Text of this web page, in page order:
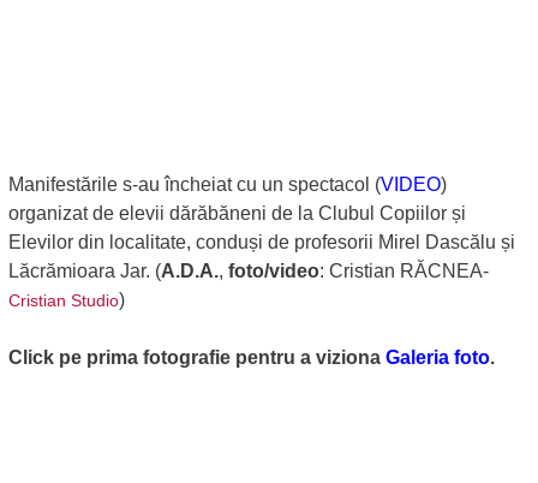
Manifestările s-au încheiat cu un spectacol (VIDEO)
organizat de elevii dărăbăneni de la Clubul Copiilor și
Elevilor din localitate, conduși de profesorii Mirel Dascălu și
Lăcrămioara Jar. (A.D.A., foto/video: Cristian RĂCNEA-
Cristian Studio)
Click pe prima fotografie pentru a viziona Galeria foto.